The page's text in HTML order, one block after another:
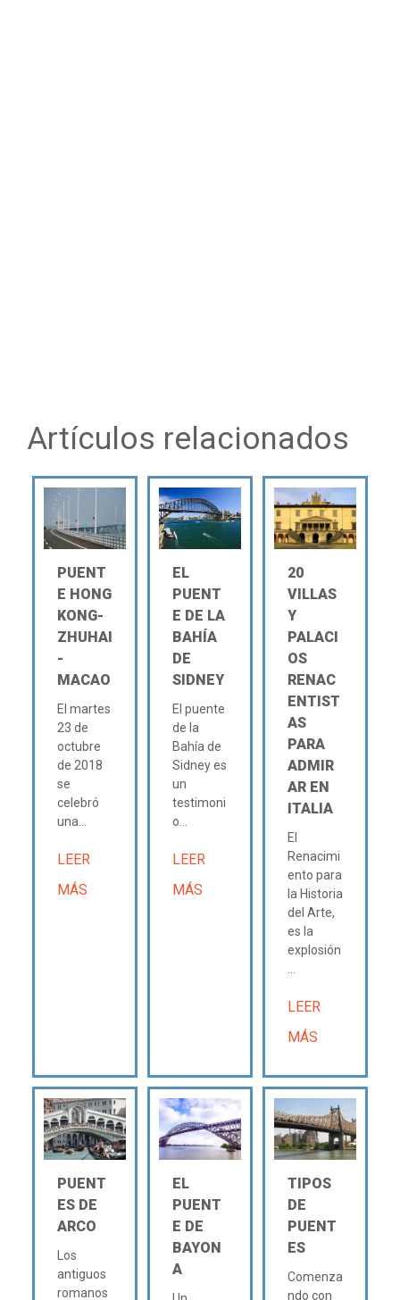
Artículos relacionados
PUENT
E HONG
KONG-
ZHUHAI
-
MACAO
El martes
23 de
octubre
de 2018
se
celebró
una...
LEER
MÁS
EL
PUENT
E DE LA
BAHÍA
DE
SIDNEY
El puente
de la
Bahía de
Sidney es
un
testimoni
o...
LEER
MÁS
20
VILLAS
Y
PALACI
OS
RENAC
ENTIST
AS
PARA
ADMIR
AR EN
ITALIA
El
Renacimi
ento para
la Historia
del Arte,
es la
explosión
LEER
MÁS
PUENT
ES DE
ARCO
Los
antiguos
romanos
EL
PUENT
E DE
BAYON
A
TIPOS
DE
PUENT
ES
Comenza
ndo con